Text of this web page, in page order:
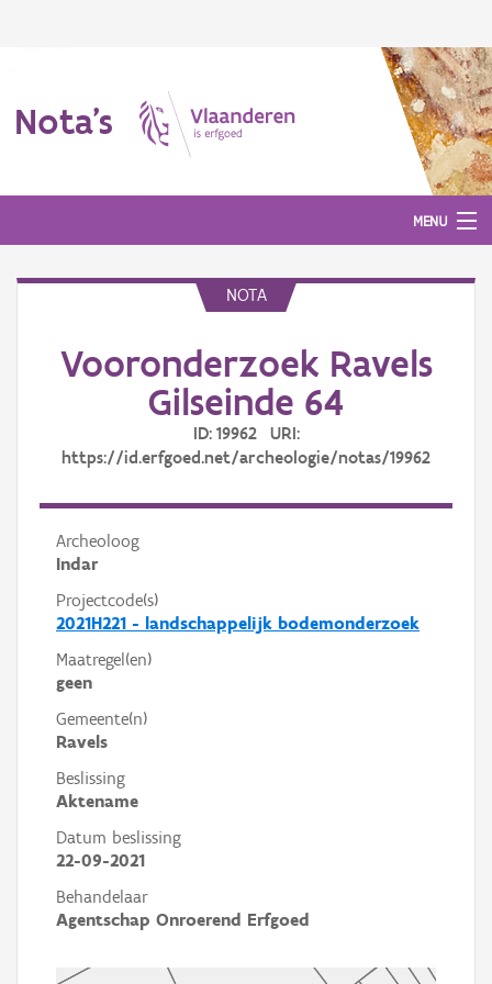
Nota's
MENU
Aanmelden
NOTA
Vooronderzoek Ravels
Gilseinde 64
ID: 19962 URI:
https://id.erfgoed.net/archeologie/notas/19962
Archeoloog
Indar
Projectcode(s)
2021H221 - landschappelijk bodemonderzoek
Maatregel(en)
geen
Gemeente(n)
Ravels
Beslissing
Aktename
Datum beslissing
22-09-2021
Behandelaar
Agentschap Onroerend Erfgoed